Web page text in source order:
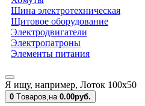
Шина электротехническая
Щитовое оборудование
Электродвигатели
Электропатроны
Элементы питания
Я ищу, например, Лоток 100х50
0 Tоваров,на 0.00руб.